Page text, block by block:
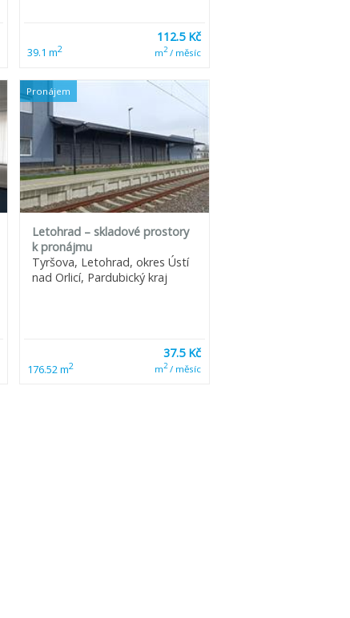
39.1 m2
112.5 Kč
m2/ měsíc
Pronájem
Letohrad – skladové prostory
k pronájmu
Tyršova, Letohrad, okres Ústí
nad Orlicí, Pardubický kraj
176.52 m2
37.5 Kč
m2/ měsíc